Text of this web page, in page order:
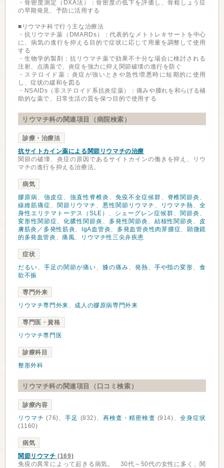
・骨密度測定（DXA法）：骨密度の低下を評価し、骨粗しょう症
の早期発見、予防に活用する
■リウマチ科で行う主な治療法
・抗リウマチ薬（DMARDs）：代表的なメトトレキサートを中心
に、病気の進行を抑える目的で症状に応じて用量を調整して使用
する
・生物学的製剤：抗リウマチ薬で効果不十分な場合に検討される
注射、点滴薬で、炎症を強力に抑え関節破壊の進行を防ぐ
・ステロイド薬：炎症が強いときや急性増悪時に短期的に使用
し、症状の緩和を図る
・NSAIDs（非ステロイド系抗炎症薬）：痛みや腫れを和らげる補
助的な薬で、日常生活の質を保つ目的で使用する
リウマチ科の関連項目（病院検索）
診療・治療法
抗サイトカイン薬による関節リウマチの治療
関節の破壊、炎症の原因であるサイトカインの働きを抑え、リウ
マチの進行を抑える治療法。
病気
膠原病、 強皮症、 強直性脊椎炎 、 免疫不全症候群、 脊椎関節炎 、
線維筋痛症、 関節リウマチ 、 悪性関節リウマチ 、 リウマチ熱、全
身性エリテマトーデス（SLE） 、 シェーグレン症候群、 関節炎 、
変形性関節症、 化膿性関節炎 、 多発性関節炎 、 結核性関節炎 、 皮
膚筋炎／多発性筋炎、 IgA血管炎、 多発血管炎性肉芽腫症、 顕微鏡
的多発血管炎 、痛風、 リウマチ性三尖弁疾患
症状
だるい、 手足の関節が痛い、 膝の痛み、 発熱、 手や指の変形、食
欲不振
専門外来
リウマチ専門外来、 成人の膠原病専門外来
専門医・資格
リウマチ専門医
診療科目
整形外科
リウマチ科の関連項目（口コミ検索）
診療内容
リウマチ (76)、手足 (832)、再検査・精密検査 (914)、全身症状
(1160)
病気
関節リウマチ (169)
免疫の異常によって起きる病気。 30代～50代の女性に多く、関